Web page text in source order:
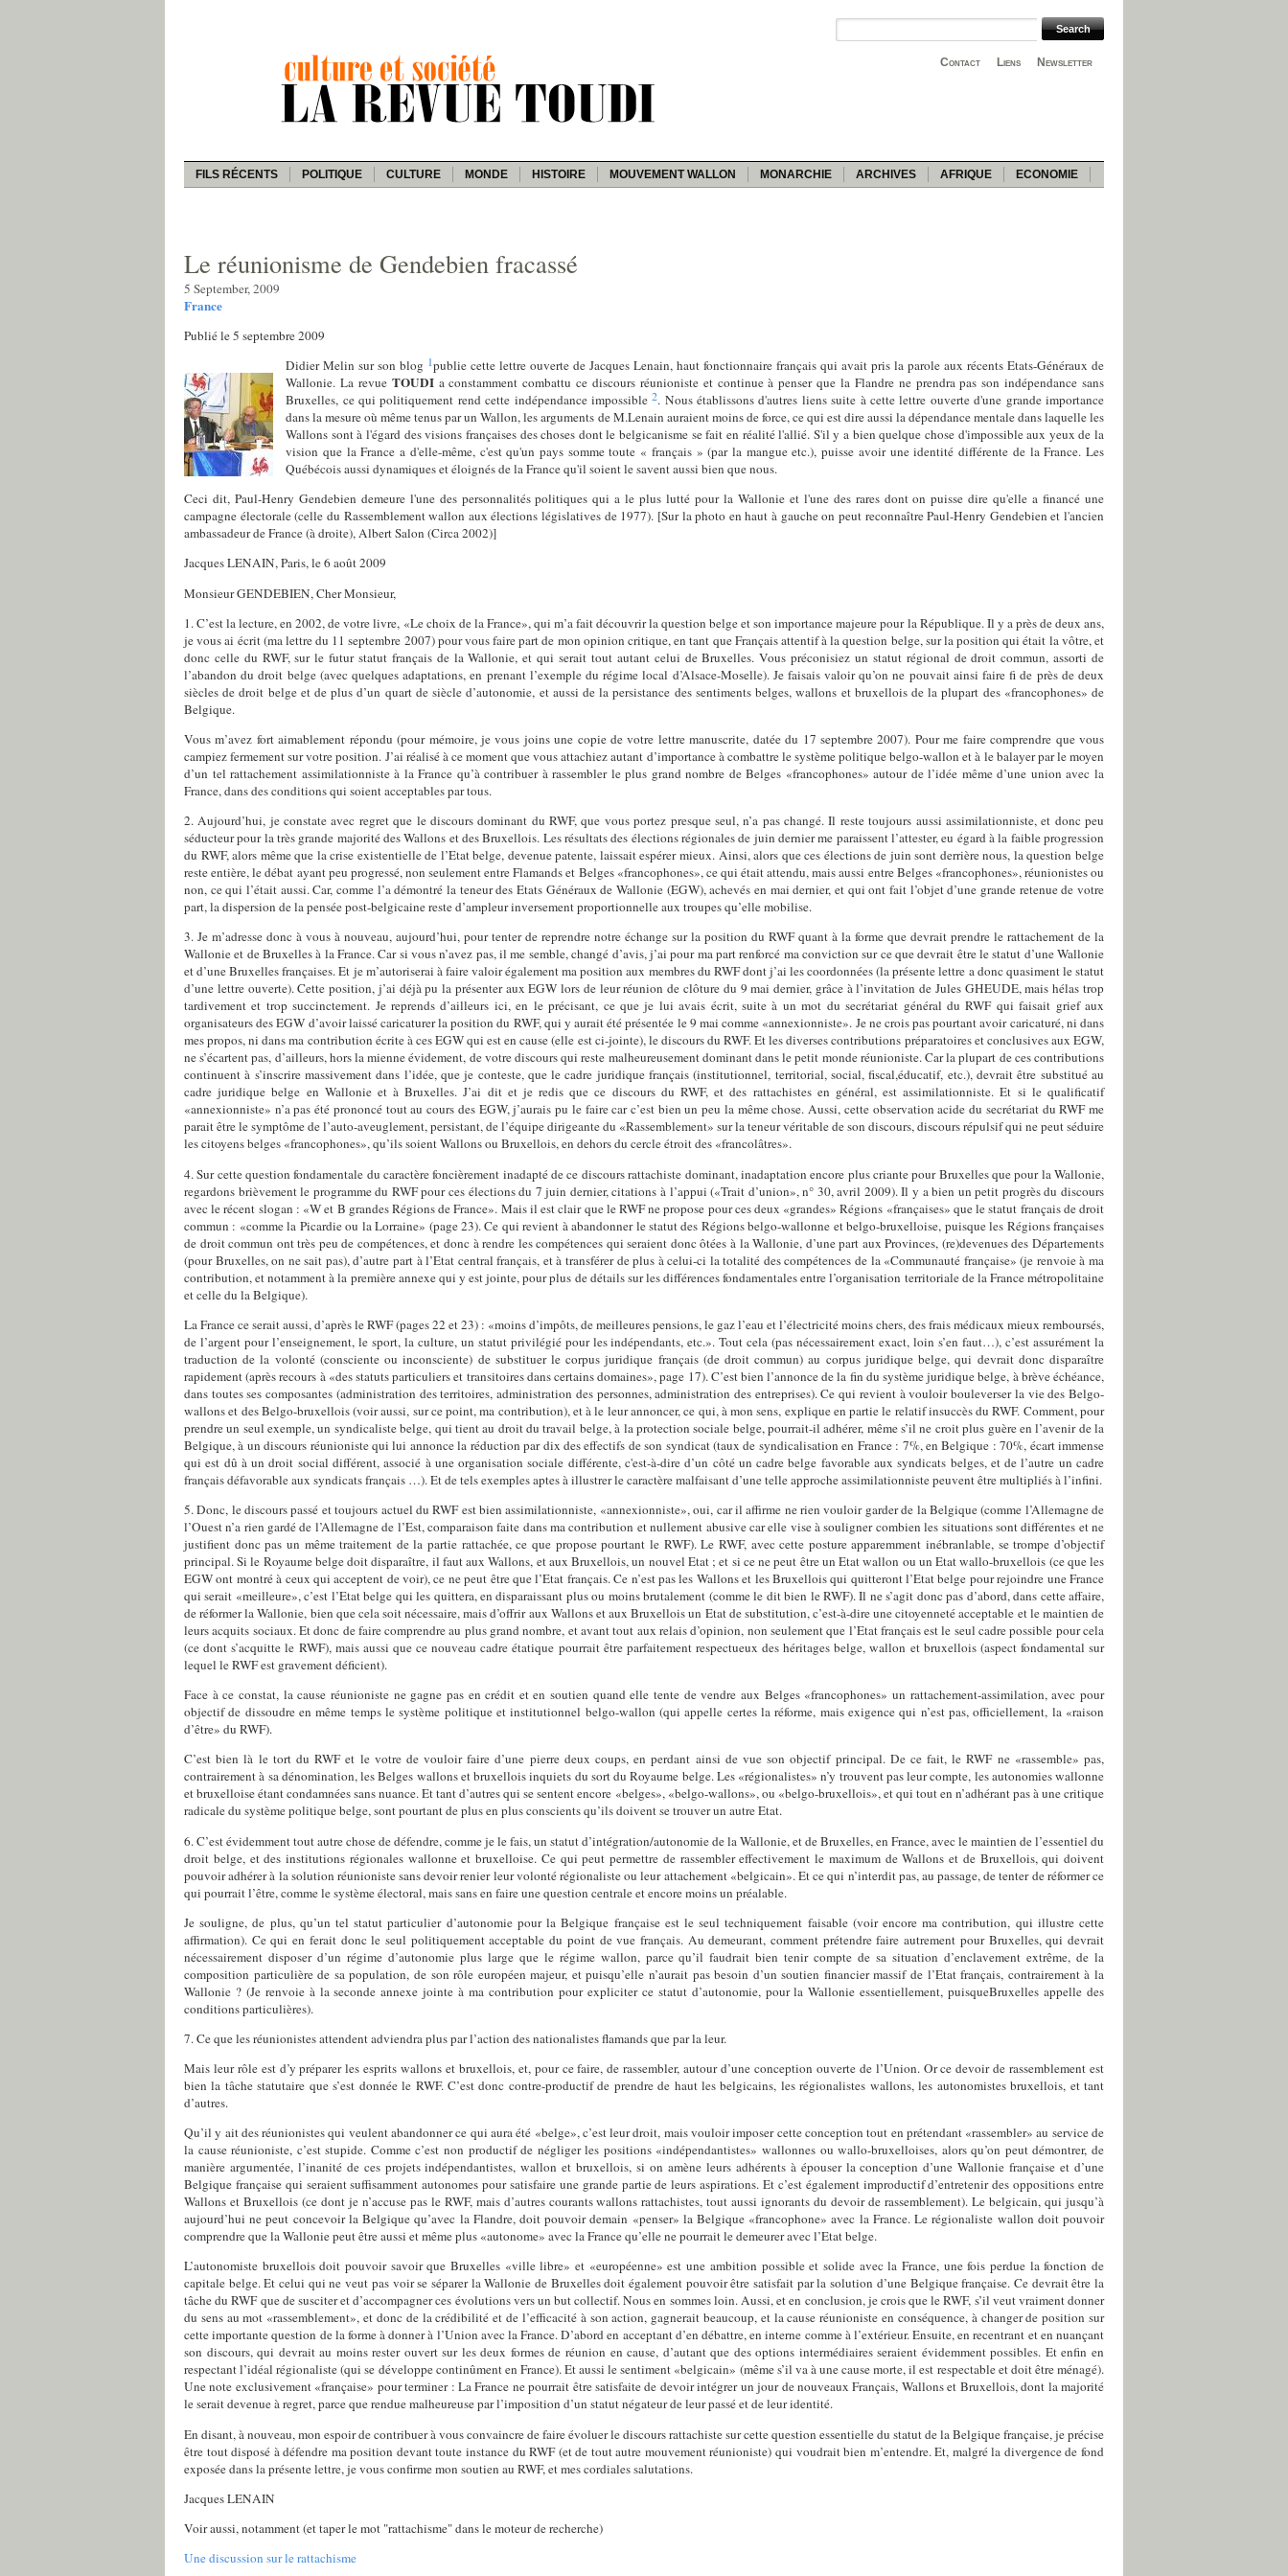
Newsletter
Liens
Contact
FILS RÉCENTS POLITIQUE CULTURE MONDE HISTOIRE MOUVEMENT WALLON MONARCHIE ARCHIVES AFRIQUE ECONOMIE
Le réunionisme de Gendebien fracassé
5 September, 2009
France
Publié le 5 septembre 2009
Didier Melin sur son blog 1publie cette lettre ouverte de Jacques Lenain, haut fonctionnaire français qui avait pris la parole aux récents Etats-Généraux de
Wallonie. La revue TOUDIa constamment combattu ce discours réunioniste et continue à penser que la Flandre ne prendra pas son indépendance sans
Bruxelles, ce qui politiquement rend cette indépendance impossible2. Nous établissons d'autres liens suite à cette lettre ouverte d'une grande importance
dans la mesure où même tenus par un Wallon, les arguments de M.Lenain auraient moins de force, ce qui est dire aussi la dépendance mentale dans laquelle les
Wallons sont à l'égard des visions françaises des choses dont le belgicanisme se fait en réalité l'allié. S'il y a bien quelque chose d'impossible aux yeux de la
vision que la France a d'elle-même, c'est qu'un pays somme toute « français » (par la mangue etc.), puisse avoir une identité différente de la France. Les
Québécois aussi dynamiques et éloignés de la France qu'il soient le savent aussi bien que nous.
Ceci dit, Paul-Henry Gendebien demeure l'une des personnalités politiques qui a le plus lutté pour la Wallonie et l'une des rares dont on puisse dire qu'elle a financé une
campagne électorale (celle du Rassemblement wallon aux élections législatives de 1977). [Sur la photo en haut à gauche on peut reconnaître Paul-Henry Gendebien et l'ancien
ambassadeur de France (à droite), Albert Salon (Circa 2002)]
Jacques LENAIN, Paris, le 6 août 2009
Monsieur GENDEBIEN, Cher Monsieur,
1. C’est la lecture, en 2002, de votre livre, «Le choix de la France», qui m’a fait découvrir la question belge et son importance majeure pour la République. Il y a près de deux ans,
je vous ai écrit (ma lettre du 11 septembre 2007) pour vous faire part de mon opinion critique, en tant que Français attentif à la question belge, sur la position qui était la vôtre, et
donc celle du RWF, sur le futur statut français de la Wallonie, et qui serait tout autant celui de Bruxelles. Vous préconisiez un statut régional de droit commun, assorti de
l’abandon du droit belge (avec quelques adaptations, en prenant l’exemple du régime local d’Alsace-Moselle). Je faisais valoir qu’on ne pouvait ainsi faire fi de près de deux
siècles de droit belge et de plus d’un quart de siècle d’autonomie, et aussi de la persistance des sentiments belges, wallons et bruxellois de la plupart des «francophones» de
Belgique.
Vous m’avez fort aimablement répondu (pour mémoire, je vous joins une copie de votre lettre manuscrite, datée du 17 septembre 2007). Pour me faire comprendre que vous
campiez fermement sur votre position. J’ai réalisé à ce moment que vous attachiez autant d’importance à combattre le système politique belgo-wallon et à le balayer par le moyen
d’un tel rattachement assimilationniste à la France qu’à contribuer à rassembler le plus grand nombre de Belges «francophones» autour de l’idée même d’une union avec la
France, dans des conditions qui soient acceptables par tous.
2. Aujourd’hui, je constate avec regret que le discours dominant du RWF, que vous portez presque seul, n’a pas changé. Il reste toujours aussi assimilationniste, et donc peu
séducteur pour la très grande majorité des Wallons et des Bruxellois. Les résultats des élections régionales de juin dernier me paraissent l’attester, eu égard à la faible progression
du RWF, alors même que la crise existentielle de l’Etat belge, devenue patente, laissait espérer mieux. Ainsi, alors que ces élections de juin sont derrière nous, la question belge
reste entière, le débat ayant peu progressé, non seulement entre Flamands et Belges «francophones», ce qui était attendu, mais aussi entre Belges «francophones», réunionistes ou
non, ce qui l’était aussi. Car, comme l’a démontré la teneur des Etats Généraux de Wallonie (EGW), achevés en mai dernier, et qui ont fait l’objet d’une grande retenue de votre
part, la dispersion de la pensée post-belgicaine reste d’ampleur inversement proportionnelle aux troupes qu’elle mobilise.
3. Je m’adresse donc à vous à nouveau, aujourd’hui, pour tenter de reprendre notre échange sur la position du RWF quant à la forme que devrait prendre le rattachement de la
Wallonie et de Bruxelles à la France. Car si vous n’avez pas, il me semble, changé d’avis, j’ai pour ma part renforcé ma conviction sur ce que devrait être le statut d’une Wallonie
et d’une Bruxelles françaises. Et je m’autoriserai à faire valoir également ma position aux membres du RWF dont j’ai les coordonnées (la présente lettre a donc quasiment le statut
d’une lettre ouverte). Cette position, j’ai déjà pu la présenter aux EGW lors de leur réunion de clôture du 9 mai dernier, grâce à l’invitation de Jules GHEUDE, mais hélas trop
tardivement et trop succinctement. Je reprends d’ailleurs ici, en le précisant, ce que je lui avais écrit, suite à un mot du secrétariat général du RWF qui faisait grief aux
organisateurs des EGW d’avoir laissé caricaturer la position du RWF, qui y aurait été présentée le 9 mai comme «annexionniste». Je ne crois pas pourtant avoir caricaturé, ni dans
mes propos, ni dans ma contribution écrite à ces EGW qui est en cause (elle est ci-jointe), le discours du RWF. Et les diverses contributions préparatoires et conclusives aux EGW,
ne s’écartent pas, d’ailleurs, hors la mienne évidement, de votre discours qui reste malheureusement dominant dans le petit monde réunioniste. Car la plupart de ces contributions
continuent à s’inscrire massivement dans l’idée, que je conteste, que le cadre juridique français (institutionnel, territorial, social, fiscal,éducatif, etc.), devrait être substitué au
cadre juridique belge en Wallonie et à Bruxelles. J’ai dit et je redis que ce discours du RWF, et des rattachistes en général, est assimilationniste. Et si le qualificatif
«annexionniste» n’a pas été prononcé tout au cours des EGW, j’aurais pu le faire car c’est bien un peu la même chose. Aussi, cette observation acide du secrétariat du RWF me
parait être le symptôme de l’auto-aveuglement, persistant, de l’équipe dirigeante du «Rassemblement» sur la teneur véritable de son discours, discours répulsif qui ne peut séduire
les citoyens belges «francophones», qu’ils soient Wallons ou Bruxellois, en dehors du cercle étroit des «francolâtres».
4. Sur cette question fondamentale du caractère foncièrement inadapté de ce discours rattachiste dominant, inadaptation encore plus criante pour Bruxelles que pour la Wallonie,
regardons brièvement le programme du RWF pour ces élections du 7 juin dernier, citations à l’appui («Trait d’union», n° 30, avril 2009). Il y a bien un petit progrès du discours
avec le récent slogan : «W et B grandes Régions de France». Mais il est clair que le RWF ne propose pour ces deux «grandes» Régions «françaises» que le statut français de droit
commun : «comme la Picardie ou la Lorraine» (page 23). Ce qui revient à abandonner le statut des Régions belgo-wallonne et belgo-bruxelloise, puisque les Régions françaises
de droit commun ont très peu de compétences, et donc à rendre les compétences qui seraient donc ôtées à la Wallonie, d’une part aux Provinces, (re)devenues des Départements
(pour Bruxelles, on ne sait pas), d’autre part à l’Etat central français, et à transférer de plus à celui-ci la totalité des compétences de la «Communauté française» (je renvoie à ma
contribution, et notamment à la première annexe qui y est jointe, pour plus de détails sur les différences fondamentales entre l’organisation territoriale de la France métropolitaine
et celle du la Belgique).
La France ce serait aussi, d’après le RWF (pages 22 et 23) : «moins d’impôts, de meilleures pensions, le gaz l’eau et l’électricité moins chers, des frais médicaux mieux remboursés,
de l’argent pour l’enseignement, le sport, la culture, un statut privilégié pour les indépendants, etc.». Tout cela (pas nécessairement exact, loin s’en faut…), c’est assurément la
traduction de la volonté (consciente ou inconsciente) de substituer le corpus juridique français (de droit commun) au corpus juridique belge, qui devrait donc disparaître
rapidement (après recours à «des statuts particuliers et transitoires dans certains domaines», page 17). C’est bien l’annonce de la fin du système juridique belge, à brève échéance,
dans toutes ses composantes (administration des territoires, administration des personnes, administration des entreprises). Ce qui revient à vouloir bouleverser la vie des Belgo-
wallons et des Belgo-bruxellois (voir aussi, sur ce point, ma contribution), et à le leur annoncer, ce qui, à mon sens, explique en partie le relatif insuccès du RWF. Comment, pour
prendre un seul exemple, un syndicaliste belge, qui tient au droit du travail belge, à la protection sociale belge, pourrait-il adhérer, même s’il ne croit plus guère en l’avenir de la
Belgique, à un discours réunioniste qui lui annonce la réduction par dix des effectifs de son syndicat (taux de syndicalisation en France : 7%, en Belgique : 70%, écart immense
qui est dû à un droit social différent, associé à une organisation sociale différente, c'est-à-dire d’un côté un cadre belge favorable aux syndicats belges, et de l’autre un cadre
français défavorable aux syndicats français …). Et de tels exemples aptes à illustrer le caractère malfaisant d’une telle approche assimilationniste peuvent être multipliés à l’infini.
5. Donc, le discours passé et toujours actuel du RWF est bien assimilationniste, «annexionniste», oui, car il affirme ne rien vouloir garder de la Belgique (comme l’Allemagne de
l’Ouest n’a rien gardé de l’Allemagne de l’Est, comparaison faite dans ma contribution et nullement abusive car elle vise à souligner combien les situations sont différentes et ne
justifient donc pas un même traitement de la partie rattachée, ce que propose pourtant le RWF). Le RWF, avec cette posture apparemment inébranlable, se trompe d’objectif
principal. Si le Royaume belge doit disparaître, il faut aux Wallons, et aux Bruxellois, un nouvel Etat ; et si ce ne peut être un Etat wallon ou un Etat wallo-bruxellois (ce que les
EGW ont montré à ceux qui acceptent de voir), ce ne peut être que l’Etat français. Ce n’est pas les Wallons et les Bruxellois qui quitteront l’Etat belge pour rejoindre une France
qui serait «meilleure», c’est l’Etat belge qui les quittera, en disparaissant plus ou moins brutalement (comme le dit bien le RWF). Il ne s’agit donc pas d’abord, dans cette affaire,
de réformer la Wallonie, bien que cela soit nécessaire, mais d’offrir aux Wallons et aux Bruxellois un Etat de substitution, c’est-à-dire une citoyenneté acceptable et le maintien de
leurs acquits sociaux. Et donc de faire comprendre au plus grand nombre, et avant tout aux relais d’opinion, non seulement que l’Etat français est le seul cadre possible pour cela
(ce dont s’acquitte le RWF), mais aussi que ce nouveau cadre étatique pourrait être parfaitement respectueux des héritages belge, wallon et bruxellois (aspect fondamental sur
lequel le RWF est gravement déficient).
Face à ce constat, la cause réunioniste ne gagne pas en crédit et en soutien quand elle tente de vendre aux Belges «francophones» un rattachement-assimilation, avec pour
objectif de dissoudre en même temps le système politique et institutionnel belgo-wallon (qui appelle certes la réforme, mais exigence qui n’est pas, officiellement, la «raison
d’être» du RWF).
C’est bien là le tort du RWF et le votre de vouloir faire d’une pierre deux coups, en perdant ainsi de vue son objectif principal. De ce fait, le RWF ne «rassemble» pas,
contrairement à sa dénomination, les Belges wallons et bruxellois inquiets du sort du Royaume belge. Les «régionalistes» n’y trouvent pas leur compte, les autonomies wallonne
et bruxelloise étant condamnées sans nuance. Et tant d’autres qui se sentent encore «belges», «belgo-wallons», ou «belgo-bruxellois», et qui tout en n’adhérant pas à une critique
radicale du système politique belge, sont pourtant de plus en plus conscients qu’ils doivent se trouver un autre Etat.
6. C’est évidemment tout autre chose de défendre, comme je le fais, un statut d’intégration/autonomie de la Wallonie, et de Bruxelles, en France, avec le maintien de l’essentiel du
droit belge, et des institutions régionales wallonne et bruxelloise. Ce qui peut permettre de rassembler effectivement le maximum de Wallons et de Bruxellois, qui doivent
pouvoir adhérer à la solution réunioniste sans devoir renier leur volonté régionaliste ou leur attachement «belgicain». Et ce qui n’interdit pas, au passage, de tenter de réformer ce
qui pourrait l’être, comme le système électoral, mais sans en faire une question centrale et encore moins un préalable.
Je souligne, de plus, qu’un tel statut particulier d’autonomie pour la Belgique française est le seul techniquement faisable (voir encore ma contribution, qui illustre cette
affirmation). Ce qui en ferait donc le seul politiquement acceptable du point de vue français. Au demeurant, comment prétendre faire autrement pour Bruxelles, qui devrait
nécessairement disposer d’un régime d’autonomie plus large que le régime wallon, parce qu’il faudrait bien tenir compte de sa situation d’enclavement extrême, de la
composition particulière de sa population, de son rôle européen majeur, et puisqu’elle n’aurait pas besoin d’un soutien financier massif de l’Etat français, contrairement à la
Wallonie ? (Je renvoie à la seconde annexe jointe à ma contribution pour expliciter ce statut d’autonomie, pour la Wallonie essentiellement, puisqueBruxelles appelle des
conditions particulières).
7. Ce que les réunionistes attendent adviendra plus par l’action des nationalistes flamands que par la leur.
Mais leur rôle est d’y préparer les esprits wallons et bruxellois, et, pour ce faire, de rassembler, autour d’une conception ouverte de l’Union. Or ce devoir de rassemblement est
bien la tâche statutaire que s’est donnée le RWF. C’est donc contre-productif de prendre de haut les belgicains, les régionalistes wallons, les autonomistes bruxellois, et tant
d’autres.
Qu’il y ait des réunionistes qui veulent abandonner ce qui aura été «belge», c’est leur droit, mais vouloir imposer cette conception tout en prétendant «rassembler» au service de
la cause réunioniste, c’est stupide. Comme c’est non productif de négliger les positions «indépendantistes» wallonnes ou wallo-bruxelloises, alors qu’on peut démontrer, de
manière argumentée, l’inanité de ces projets indépendantistes, wallon et bruxellois, si on amène leurs adhérents à épouser la conception d’une Wallonie française et d’une
Belgique française qui seraient suffisamment autonomes pour satisfaire une grande partie de leurs aspirations. Et c’est également improductif d’entretenir des oppositions entre
Wallons et Bruxellois (ce dont je n’accuse pas le RWF, mais d’autres courants wallons rattachistes, tout aussi ignorants du devoir de rassemblement). Le belgicain, qui jusqu’à
aujourd’hui ne peut concevoir la Belgique qu’avec la Flandre, doit pouvoir demain «penser» la Belgique «francophone» avec la France. Le régionaliste wallon doit pouvoir
comprendre que la Wallonie peut être aussi et même plus «autonome» avec la France qu’elle ne pourrait le demeurer avec l’Etat belge.
L’autonomiste bruxellois doit pouvoir savoir que Bruxelles «ville libre» et «européenne» est une ambition possible et solide avec la France, une fois perdue la fonction de
capitale belge. Et celui qui ne veut pas voir se séparer la Wallonie de Bruxelles doit également pouvoir être satisfait par la solution d’une Belgique française. Ce devrait être la
tâche du RWF que de susciter et d’accompagner ces évolutions vers un but collectif. Nous en sommes loin. Aussi, et en conclusion, je crois que le RWF, s’il veut vraiment donner
du sens au mot «rassemblement», et donc de la crédibilité et de l’efficacité à son action, gagnerait beaucoup, et la cause réunioniste en conséquence, à changer de position sur
cette importante question de la forme à donner à l’Union avec la France. D’abord en acceptant d’en débattre, en interne comme à l’extérieur. Ensuite, en recentrant et en nuançant
son discours, qui devrait au moins rester ouvert sur les deux formes de réunion en cause, d’autant que des options intermédiaires seraient évidemment possibles. Et enfin en
respectant l’idéal régionaliste (qui se développe continûment en France). Et aussi le sentiment «belgicain» (même s’il va à une cause morte, il est respectable et doit être ménagé).
Une note exclusivement «française» pour terminer : La France ne pourrait être satisfaite de devoir intégrer un jour de nouveaux Français, Wallons et Bruxellois, dont la majorité
le serait devenue à regret, parce que rendue malheureuse par l’imposition d’un statut négateur de leur passé et de leur identité.
En disant, à nouveau, mon espoir de contribuer à vous convaincre de faire évoluer le discours rattachiste sur cette question essentielle du statut de la Belgique française, je précise
être tout disposé à défendre ma position devant toute instance du RWF (et de tout autre mouvement réunioniste) qui voudrait bien m’entendre. Et, malgré la divergence de fond
exposée dans la présente lettre, je vous confirme mon soutien au RWF, et mes cordiales salutations.
Jacques LENAIN
Voir aussi, notamment (et taper le mot "rattachisme" dans le moteur de recherche)
Une discussion sur le rattachisme